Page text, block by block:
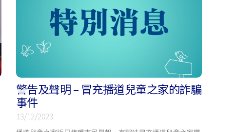
警告及聲明 – 冒充播道兒童之家的詐騙
事件
13/12/2023